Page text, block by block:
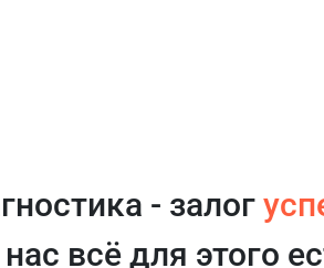
- залог
всё для этого